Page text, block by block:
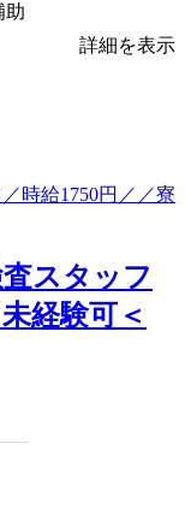
助
詳細を表示
査スタッフ
経験可＜